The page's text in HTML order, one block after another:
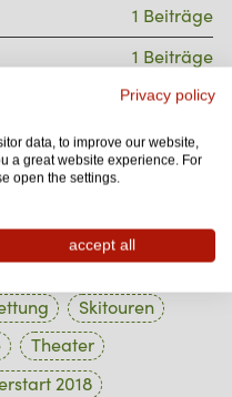
1 Beiträge
1 Beiträge
1 Beiträge
1 Beiträge
Skitouren
Theater
2018
Privacy policy
data, to improve our website,
a great website experience. For
open the settings.
accept all